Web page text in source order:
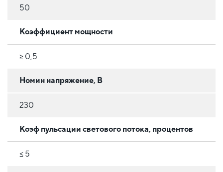
50
Коэффициент мощности
≥ 0,5
Номин напряжение, В
230
Коэф пульсации светового потока, процентов
≤ 5